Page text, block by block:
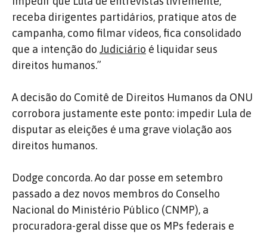
receba dirigentes partidários, pratique atos de
campanha, como filmar vídeos, fica consolidado
que a intenção do Judiciário é liquidar seus
direitos humanos.”
A decisão do Comitê de Direitos Humanos da ONU
corrobora justamente este ponto: impedir Lula de
disputar as eleições é uma grave violação aos
direitos humanos.
Dodge concorda. Ao dar posse em setembro
passado a dez novos membros do Conselho
Nacional do Ministério Público (CNMP), a
procuradora-geral disse que os MPs federais e